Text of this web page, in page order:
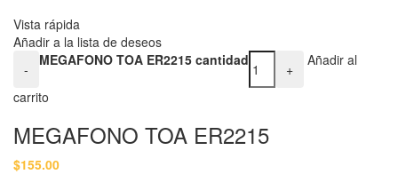
Vista rápida
Añadir a la lista de deseos
-
MEGAFONO TOA ER2215 cantidad
+
Añadir al
carrito
MEGAFONO TOA ER2215
$155.00